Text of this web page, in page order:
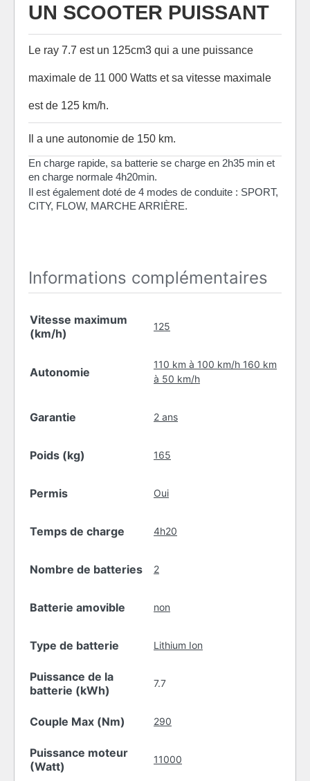
UN SCOOTER PUISSANT
Le ray 7.7 est un 125cm3 qui a une puissance
maximale de 11 000 Watts et sa vitesse maximale
est de 125 km/h.
Il a une autonomie de 150 km.
En charge rapide, sa batterie se charge en 2h35 min et
en charge normale 4h20min.
Il est également doté de 4 modes de conduite : SPORT,
CITY, FLOW, MARCHE ARRIÈRE.
Informations complémentaires
Vitesse maximum
(km/h)
125
Autonomie
110 km à 100 km/h 160 km
à 50 km/h
Garantie 2 ans
Poids (kg) 165
Permis Oui
Temps de charge 4h20
Nombre de batteries 2
Batterie amovible non
Type de batterie Lithium Ion
Puissance de la
batterie (kWh)
7.7
Couple Max (Nm) 290
Puissance moteur
(Watt)
11000